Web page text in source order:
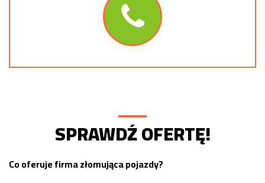
SPRAWDŹ OFERTĘ!
Co oferuje firma złomująca pojazdy?